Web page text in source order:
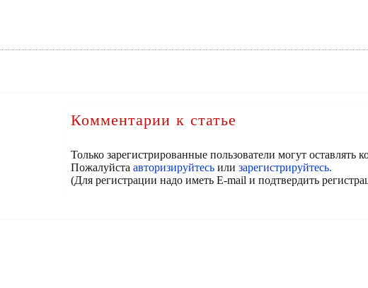
Комментарии к статье
Только зарегистрированные пользователи могут оставлять
Пожалуйста авторизируйтесь или зарегистрируйтесь.
(Для регистрации надо иметь E-mail и подтвердить